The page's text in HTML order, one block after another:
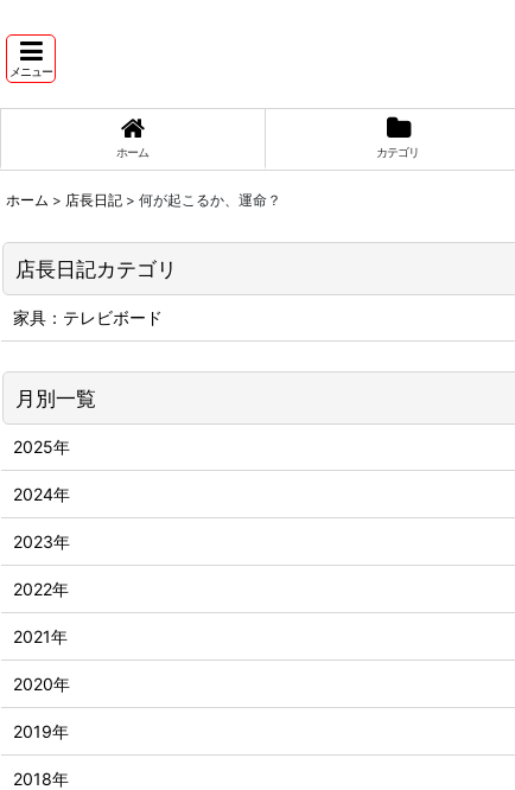
メニュー
ホーム カテゴリ
ホーム > 店長日記 > 何が起こるか、運命？
店長日記カテゴリ
家具：テレビボード
月別一覧
2025年
2024年
2023年
2022年
2021年
2020年
2019年
2018年